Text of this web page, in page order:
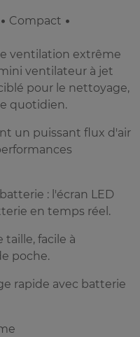
Compact •
ventilation extrême
ventilateur à jet
pour le nettoyage,
quotidien.
un puissant flux d'air
: l'écran LED
en temps réel.
facile à
poche.
rapide avec batterie